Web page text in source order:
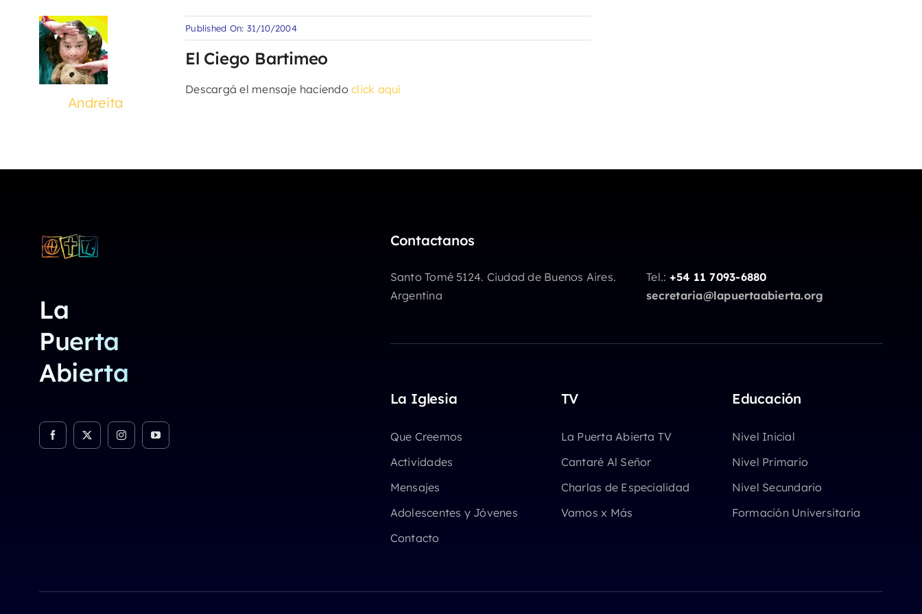
Andreita
Published On: 31/10/2004
El Ciego Bartimeo
Descargá el mensaje haciendoclick aquí
La
Puerta
Abierta
Contactanos
Santo Tomé 5124. Ciudad de Buenos Aires.
Argentina
Tel.: +54 11 7093-6880
secretaria@lapuertaabierta.org
La Iglesia
Que Creemos
Actividades
Mensajes
Adolescentes y Jóvenes
Contacto
TV
La Puerta Abierta TV
Cantaré Al Señor
Charlas de Especialidad
Vamos x Más
Educación
Nivel Inicial
Nivel Primario
Nivel Secundario
Formación Universitaria